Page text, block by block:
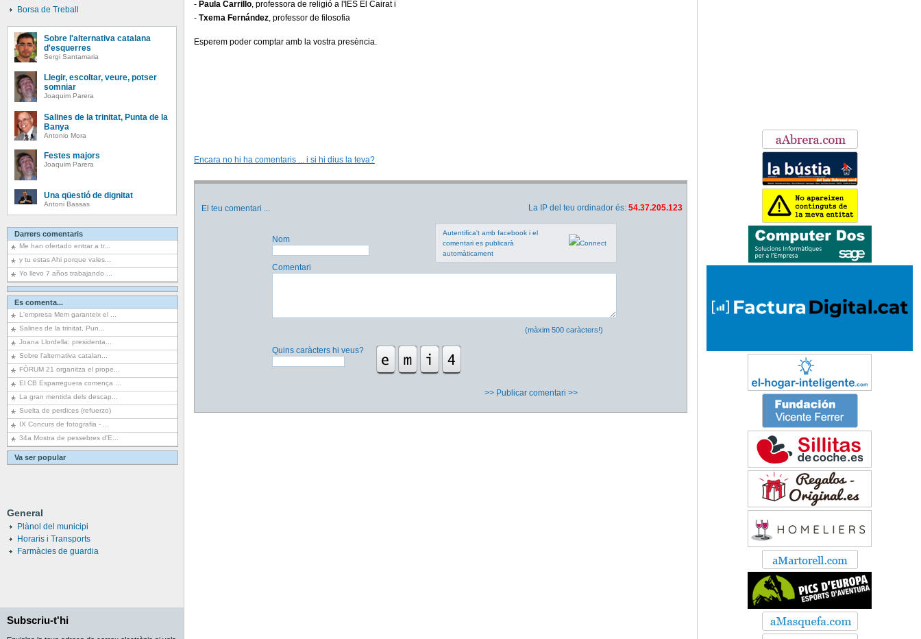
Borsa de Treball
Sobre l'alternativa catalana
d'esquerres
Sergi Santamaria
Llegir, escoltar, veure, potser
somniar
Joaquim Parera
Salines de la trinitat, Punta de la
Banya
Antonio Mora
Festes majors
Joaquim Parera
Una qüestió de dignitat
Antoni Bassas
Darrers comentaris
Me han ofertado entrar a tr...
y tu estas Ahi porque vales...
Yo llevo 7 años trabajando ...
Es comenta...
L'empresa Mem garanteix el ...
Salines de la trinitat, Pun...
Joana Llordella: presidenta...
Sobre l'alternativa catalan...
FÒRUM 21 organitza el prope...
El CB Esparreguera comença ...
La gran mentida dels descap...
Suelta de perdices (refuerzo)
IX Concurs de fotografia - ...
34a Mostra de pessebres d'E...
Va ser popular
General
Plànol del municipi
Horaris i Transports
Farmàcies de guardia
Subscriu-t'hi
- Paula Carrillo, professora de religió a l'IES El Cairat i
- Txema Fernández, professor de filosofia
Esperem poder comptar amb la vostra presència.
Encara no hi ha comentaris ... i si hi dius la teva?
El teu comentari ... La IP del teu ordinador és: 54.37.205.123
Nom
Autentifica't amb facebook i el
comentari es publicarà
automàticament
Comentari
(màxim 500 caràcters!)
Quins caràcters hi veus?
>> Publicar comentari >>